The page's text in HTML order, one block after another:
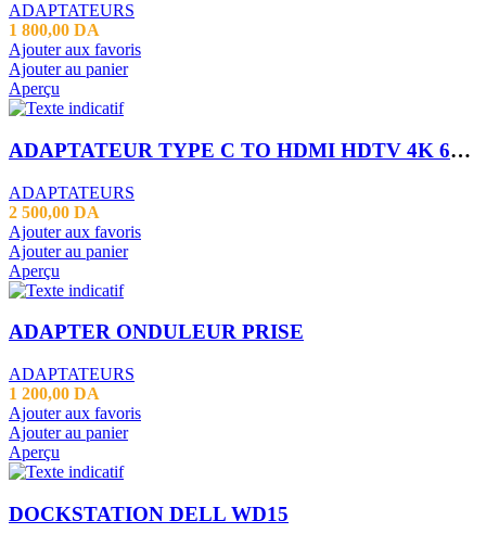
ADAPTATEURS
1 800,00 DA
Ajouter aux favoris
Ajouter au panier
Aperçu
ADAPTATEUR TYPE C TO HDMI HDTV 4K 60HZ
ADAPTATEURS
2 500,00 DA
Ajouter aux favoris
Ajouter au panier
Aperçu
ADAPTER ONDULEUR PRISE
ADAPTATEURS
1 200,00 DA
Ajouter aux favoris
Ajouter au panier
Aperçu
DOCKSTATION DELL WD15